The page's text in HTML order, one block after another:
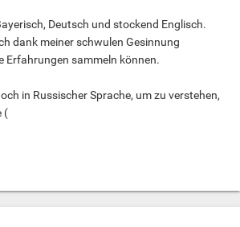
Deutsch und stockend Englisch.
dank meiner schwulen Gesinnung
Erfahrungen sammeln können.
in Russischer Sprache, um zu verstehen,
(